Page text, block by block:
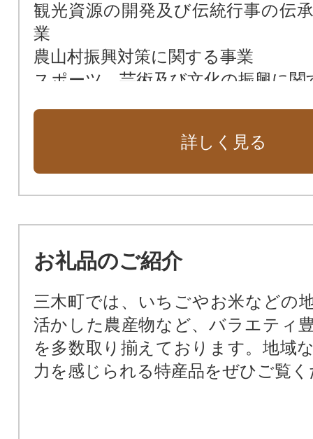
観光資源の開発及び伝統行事の伝
業
農山村振興対策に関する事業
スポーツ、芸術及び文化の振興に関
安心・安全で住みよいまちづくり
その他目的達成のために町長が必
業
詳しく見る
お礼品のご紹介
三木町では、いちごやお米などの
活かした農産物など、バラエティ
を多数取り揃えております。地域
力を感じられる特産品をぜひご覧